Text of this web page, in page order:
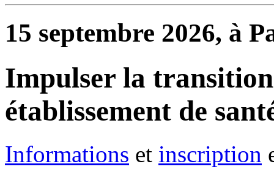
15 septembre 2026, à
Impulser la transition
établissement de
Informations et inscription